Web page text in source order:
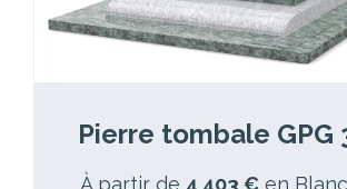
Pierre tombale GPG
À partir de 4 403 € en Blanc